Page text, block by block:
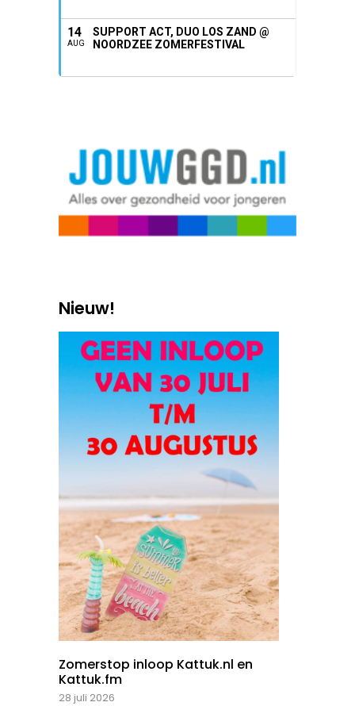
14
AUG
SUPPORT ACT, DUO LOS ZAND @
NOORDZEE ZOMERFESTIVAL
Nieuw!
Zomerstop inloop Kattuk.nl en
Kattuk.fm
28 juli 2026